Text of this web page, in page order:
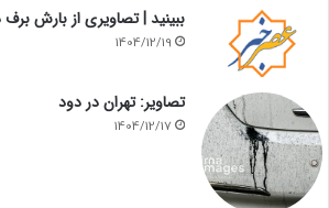
ببینید | تصاویری از بارش برف
1404/12/19
تصاویر: تهران در دود
1404/12/17